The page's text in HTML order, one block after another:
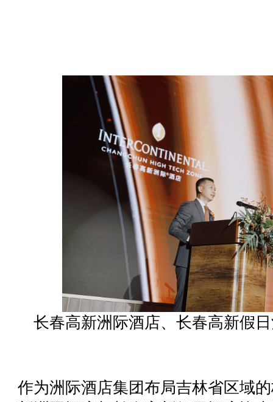
长春高新洲际酒店、长春高新假
作为洲际酒店集团布局吉林省区域